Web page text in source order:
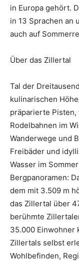
in Europa gehört.
in 13 Sprachen an
auch auf
Über das Zillertal
Tal der
kulinarischen
präparierte Pisten,
Rodelbahnen im
Wanderwege und
Freibäder und
Wasser im
Bergpanoramen:
dem mit 3.509 m
das Zillertal über
berühmte
35.000 Einwohner
Zillertals selbst
Wohlbefinden,